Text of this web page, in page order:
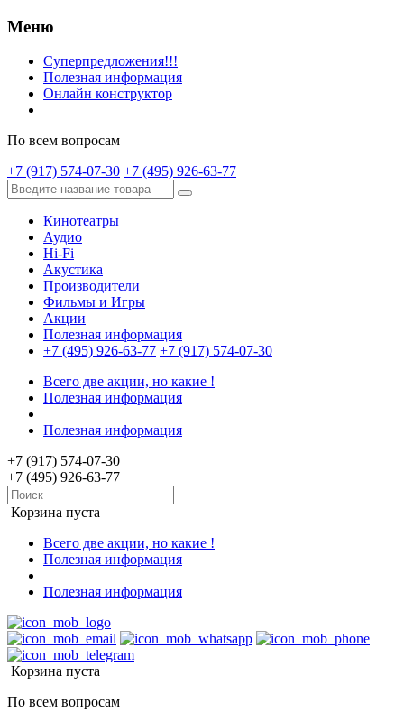
Меню
Суперпредложения!!!
Полезная информация
Онлайн конструктор
По всем вопросам
+7 (917) 574-07-30 +7 (495) 926-63-77
Кинотеатры
Аудио
Hi-Fi
Акустика
Производители
Фильмы и Игры
Акции
Полезная информация
+7 (495) 926-63-77 +7 (917) 574-07-30
Всего две акции, но какие !
Полезная информация
Полезная информация
+7 (917) 574-07-30
+7 (495) 926-63-77
Корзина пуста
Всего две акции, но какие !
Полезная информация
Полезная информация
Корзина пуста
По всем вопросам